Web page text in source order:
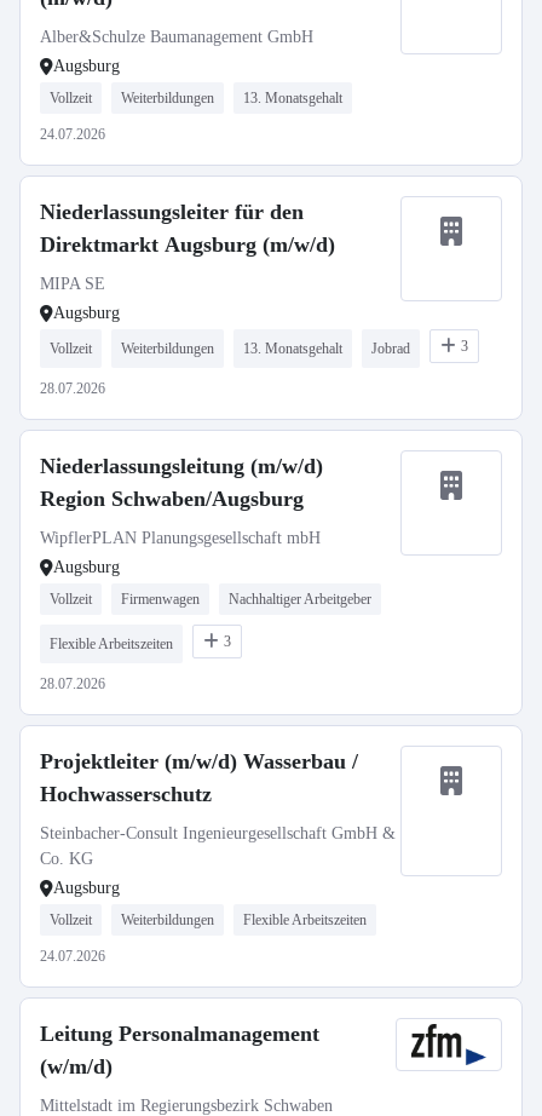
Alber&Schulze Baumanagement GmbH
Augsburg
Vollzeit Weiterbildungen 13. Monatsgehalt
24.07.2026
Niederlassungsleiter für den
Direktmarkt Augsburg (m/w/d)
MIPA SE
Augsburg
Vollzeit Weiterbildungen 13. Monatsgehalt Jobrad 3
28.07.2026
Niederlassungsleitung (m/w/d)
Region Schwaben/Augsburg
WipflerPLAN Planungsgesellschaft mbH
Augsburg
Vollzeit Firmenwagen Nachhaltiger Arbeitgeber
Flexible Arbeitszeiten 3
28.07.2026
Projektleiter (m/w/d) Wasserbau /
Hochwasserschutz
Steinbacher-Consult Ingenieurgesellschaft GmbH &
Co. KG
Augsburg
Vollzeit Weiterbildungen Flexible Arbeitszeiten
24.07.2026
Leitung Personalmanagement
(w/m/d)
Mittelstadt im Regierungsbezirk Schwaben